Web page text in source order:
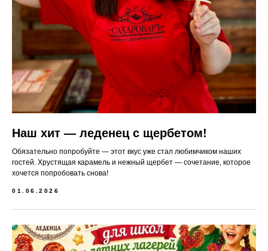
Наш хит — леденец с щербетом!
Обязательно попробуйте — этот вкус уже стал любимчиком наших
гостей. Хрустящая карамель и нежный щербет — сочетание, которое
хочется попробовать снова!
01.06.2026